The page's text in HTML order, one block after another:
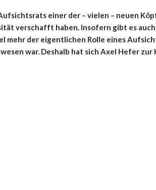
einer der – vielen – neuen
verschafft haben. Insofern gibt es
mehr der eigentlichen Rolle eines
war. Deshalb hat sich Axel Hefer